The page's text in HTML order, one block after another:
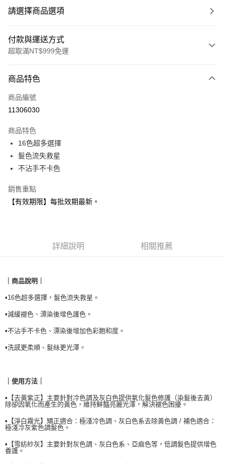
請選擇商品選項
付款與運送方式
超取滿NT$999免運
信用卡一次付款
信用卡分期付款
合作金庫商業銀行
華南商業銀行
上海商業儲蓄銀行
國泰世華商業銀行
匯豐（台灣）商業銀行
聯邦商業銀行
台灣樂天信用卡公司
超商取貨付款
LINE Pay
悠遊付
AFTEE先享後付
AFTEE先享後付是「在收到商品之後才付款」的支付方式。 讓您購物簡單
１．簡單：不需註冊會員、不需綁卡、不需儲值。
２．便利：只要手機號碼，簡訊認證，即可結帳。
３．安心：先確認商品／服務後，再付款。
１．於結帳方式選擇「AFTEE先享後付」後，將跳轉至「AFTEE先享後付」
ATM／網路銀行／等多元方式進行付款，方視為交易完成。
購買商品的店家。未經商家同意取消之訂單仍視為有效，需透過AFTEE先享
※ 交易是否成功請以「AFTEE先享後付 」之結帳頁面顯示為準，若有關於
是否繳費成功／繳費後需取消欲退款等相關疑問，請聯繫「AFTEE先享後付
【注意事項】
貨到付款
每筆NT$90，滿NT$999(含以上)免運費
每筆NT$90，滿NT$999(含以上)免運費
付款後7-11取貨
每筆NT$90，滿NT$999(含以上)免運費
台灣【本島宅配】
商品特色
商品編號
11306030
商品特色
16色超多選擇
髮色流失救星
不沾手不卡色
銷售重點
【有效期限】每批效期最新。
詳細說明 相關推薦
｜商品說明｜
▪️16色超多選擇，髮色流失救星。
▪️減緩褪色、漂染後增色護色。
▪️不沾手不卡色、漂染後增加色彩飽和度。
▪️洗感更柔順、髮絲更光澤。
｜使用方法｜
▪️【去黃紫正】主要針對冷色調及灰白色提供氧化髮色修護（染髮後去黃）
除卻因氧化而產生的黃色，維持鮮豔亮麗光澤，解決褪色困擾。
▪️【淨白霧光】矯正適合：極淺冷色調、灰白色系去除黃色調 / 補色適合：
極淺冷灰紫色調髮色。
▪️【雪紡紗灰】主要針對灰色調、灰白色系、亞麻色等，低調髮色提供增色
養護。